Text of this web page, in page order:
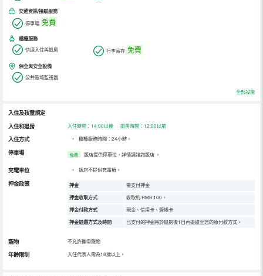
交通資訊/接駁服務
停車場 免費
櫃檯服務
快速入住與退房 行李寄存 免費
保全與安全設備
公共區域監視器
全部設施
入住及孩童規定
入住和退房
入住時間：14:00以後 退房時間：12:00以前
入住方式 • 櫃檯服務時間：24小時。
停車場 免費 飯店提供停車位，詳情請諮詢飯店 。
充電車位 • 飯店不提供充電樁。
押金政策 押金 需支付押金
押金收取方式 收取約 RMB 100。
押金付款方式 現金、信用卡、簽帳卡
押金退還方式及時間 已支付的押金將於退房後1日內退還至您的原付款方式。
寵物 不允許攜帶寵物
年齡限制 入住代表人需為18歲以上。